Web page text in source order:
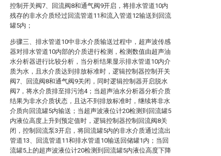
控制开关阀7、回流阀8和通气阀9开启，将排水管道10内
残存的非水介质经过回流管道11和流入管道12输送到回流
罐5内；
步骤三、排水管道10中非水介质输送过程中，超声波传感
器对排水管道10内部的介质进行检测，检测数值由超声油
水分析器进行比较分析，当分析结果显示排水管道10内介
质为水，且水介质达到排放标准时，逻辑控制器控制开关
阀7、回流阀8和通气阀9关闭，同时逻辑控制器开启脱水
阀7，将水介质排至排污池4；当超声油水分析器分析介质
结果为非水介质状态，且达不到排放标准时，继续将非水
介质向回流罐5内输送；当超声波液位计20检测到回流罐5
内液位高度上升到预定值时，逻辑控制器控制回流阀8关
闭，控制回流泵3开启，将回流罐5内的非水介质通过流出
管道13、回流管道11和排水管道10输送回储罐1内；当回
流罐5上的超声波液位计20检测到回流罐5内液位高度下降